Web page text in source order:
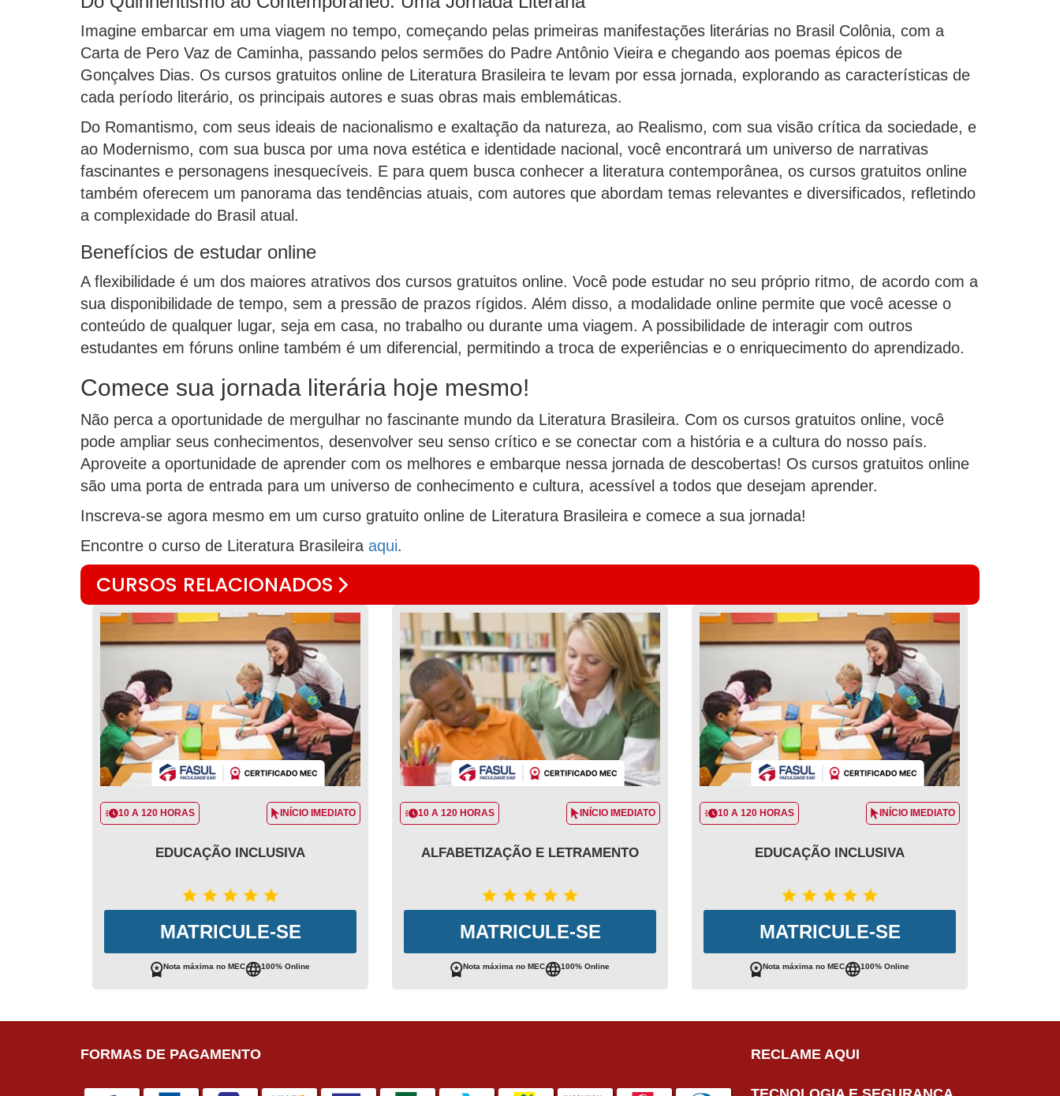
Imagine embarcar em uma viagem no tempo, começando pelas primeiras manifestações literárias no Brasil Colônia, com a
Carta de Pero Vaz de Caminha, passando pelos sermões do Padre Antônio Vieira e chegando aos poemas épicos de
Gonçalves Dias. Os cursos gratuitos online de Literatura Brasileira te levam por essa jornada, explorando as características de
cada período literário, os principais autores e suas obras mais emblemáticas.
Do Romantismo, com seus ideais de nacionalismo e exaltação da natureza, ao Realismo, com sua visão crítica da sociedade, e
ao Modernismo, com sua busca por uma nova estética e identidade nacional, você encontrará um universo de narrativas
fascinantes e personagens inesquecíveis. E para quem busca conhecer a literatura contemporânea, os cursos gratuitos online
também oferecem um panorama das tendências atuais, com autores que abordam temas relevantes e diversificados, refletindo
a complexidade do Brasil atual.
Benefícios de estudar online
A flexibilidade é um dos maiores atrativos dos cursos gratuitos online. Você pode estudar no seu próprio ritmo, de acordo com a
sua disponibilidade de tempo, sem a pressão de prazos rígidos. Além disso, a modalidade online permite que você acesse o
conteúdo de qualquer lugar, seja em casa, no trabalho ou durante uma viagem. A possibilidade de interagir com outros
estudantes em fóruns online também é um diferencial, permitindo a troca de experiências e o enriquecimento do aprendizado.
Comece sua jornada literária hoje mesmo!
Não perca a oportunidade de mergulhar no fascinante mundo da Literatura Brasileira. Com os cursos gratuitos online, você
pode ampliar seus conhecimentos, desenvolver seu senso crítico e se conectar com a história e a cultura do nosso país.
Aproveite a oportunidade de aprender com os melhores e embarque nessa jornada de descobertas! Os cursos gratuitos online
são uma porta de entrada para um universo de conhecimento e cultura, acessível a todos que desejam aprender.
Inscreva-se agora mesmo em um curso gratuito online de Literatura Brasileira e comece a sua jornada!
Encontre o curso de Literatura Brasileira aqui.
CURSOS RELACIONADOS
10 A 120 HORAS INÍCIO IMEDIATO
EDUCAÇÃO INCLUSIVA
MATRICULE-SE
Nota máxima no MEC 100% Online
10 A 120 HORAS INÍCIO IMEDIATO
ALFABETIZAÇÃO E LETRAMENTO
MATRICULE-SE
Nota máxima no MEC 100% Online
10 A 120 HORAS INÍCIO IMEDIATO
EDUCAÇÃO INCLUSIVA
MATRICULE-SE
Nota máxima no MEC 100% Online
FORMAS DE PAGAMENTO RECLAME AQUI